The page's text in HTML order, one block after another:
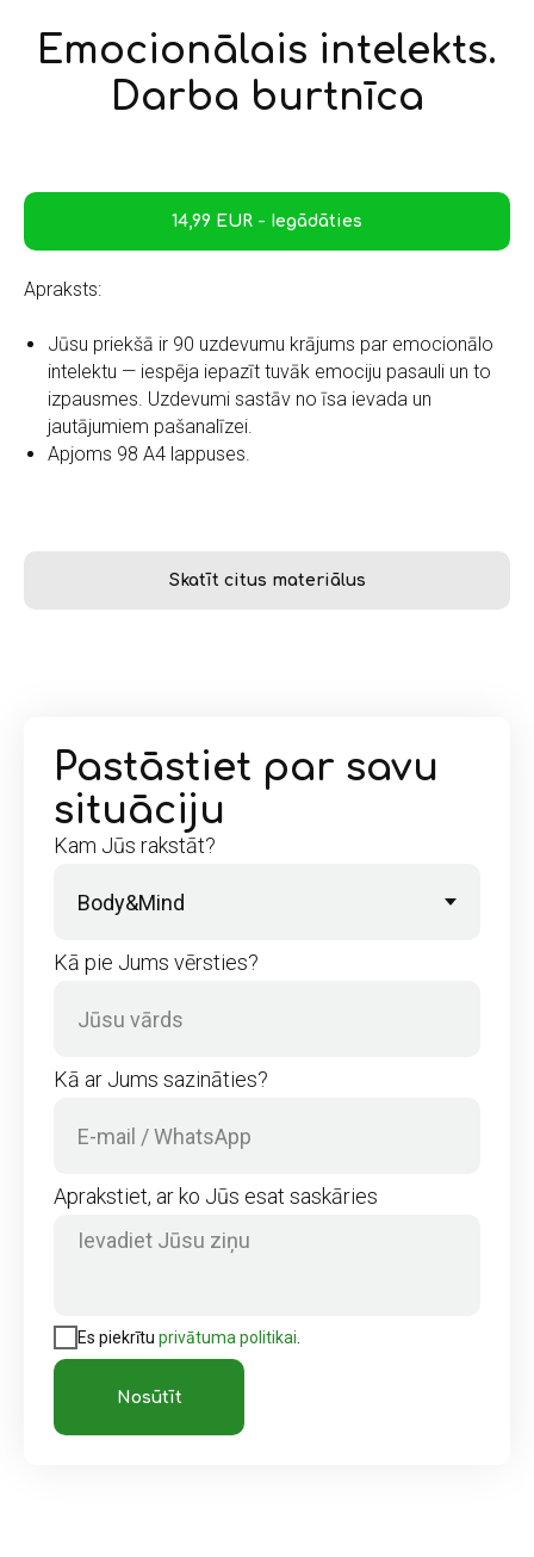
Emocionālais intelekts.
Darba burtnīca
14,99 EUR - Iegādāties
Apraksts:
Jūsu priekšā ir 90 uzdevumu krājums par emocionālo
intelektu — iespēja iepazīt tuvāk emociju pasauli un to
izpausmes. Uzdevumi sastāv no īsa ievada un
jautājumiem pašanalīzei.
Apjoms 98 A4 lappuses.
Skatīt citus materiālus
Pastāstiet par savu
situāciju
Kam Jūs rakstāt?
Kā pie Jums vērsties?
Kā ar Jums sazināties?
Aprakstiet, ar ko Jūs esat saskāries
Es piekrītu privātuma politikai
Nosūtīt